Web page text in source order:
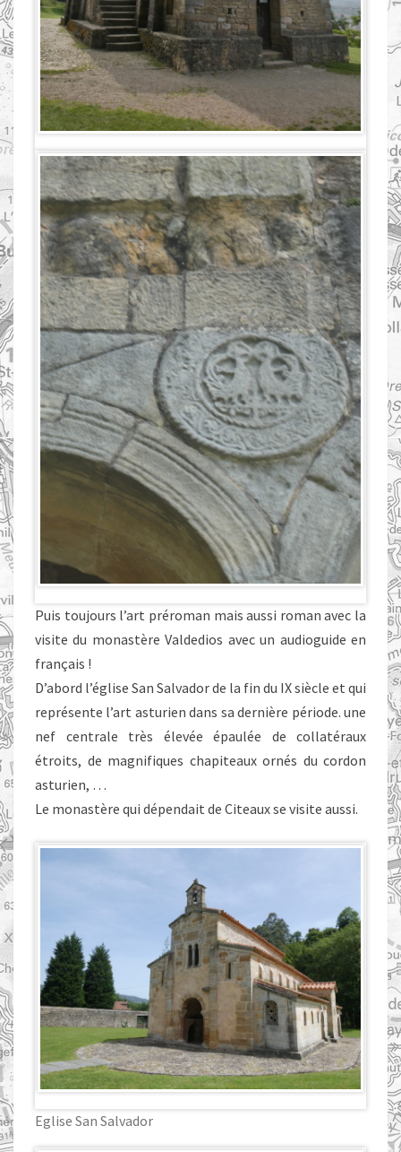
Puis toujours l’art préroman mais aussi roman avec la
visite du monastère Valdedios avec un audioguide en
français !
D’abord l’église San Salvador de la fin du IX siècle et qui
représente l’art asturien dans sa dernière période. une
nef centrale très élevée épaulée de collatéraux
étroits, de magnifiques chapiteaux ornés du cordon
asturien, …
Le monastère qui dépendait de Citeaux se visite aussi.
Eglise San Salvador